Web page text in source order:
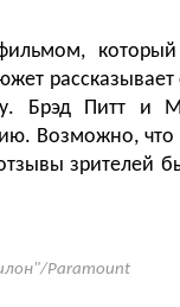
Брэд Питт и
Возможно,
зрителей
Paramount